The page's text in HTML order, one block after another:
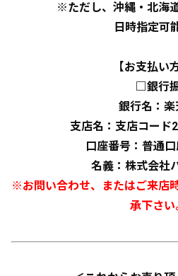
※ただし、沖縄・北海
日時指定可能
【お支払い
□銀行
銀行名：楽
支店名：支店コー
口座番号：普通
名義：株式会社
※お問い合わせ、またはご来店
承下さい